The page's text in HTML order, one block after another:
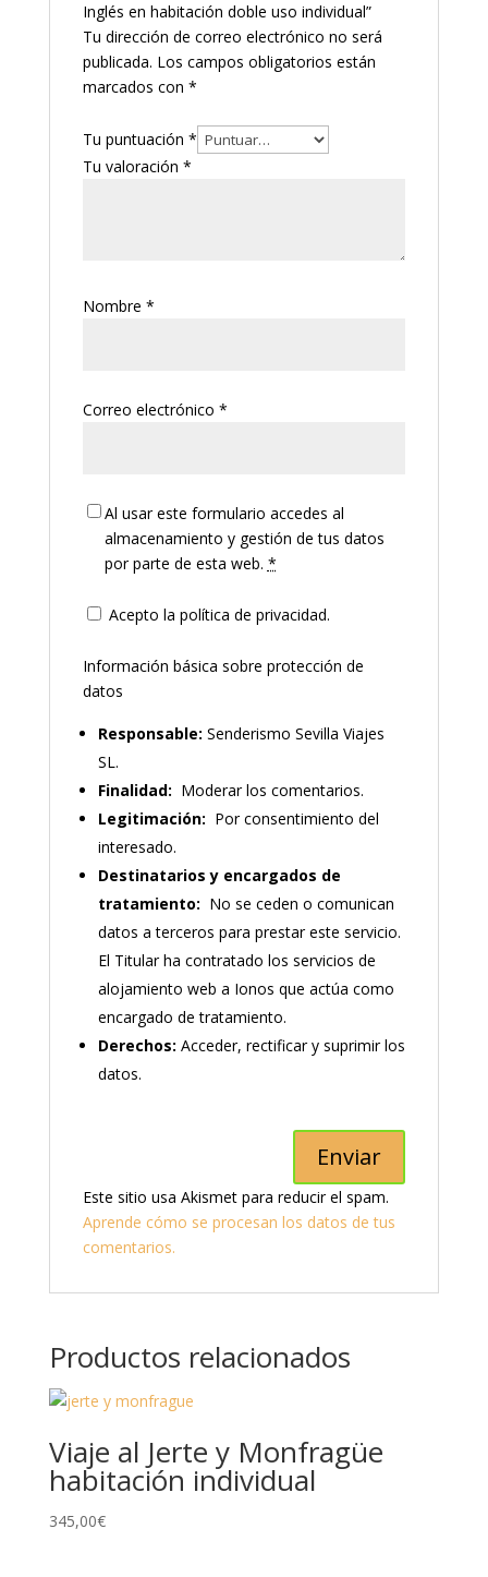
Inglés en habitación doble uso individual”
Tu dirección de correo electrónico no será
publicada. Los campos obligatorios están
marcados con *
Tu puntuación *
Tu valoración *
Nombre *
Correo electrónico *
Al usar este formulario accedes al
almacenamiento y gestión de tus datos
por parte de esta web. *
Acepto la política de privacidad.
Información básica sobre protección de
datos
Responsable: Senderismo Sevilla Viajes
SL.
Finalidad: Moderar los comentarios.
Legitimación: Por consentimiento del
interesado.
Destinatarios y encargados de
tratamiento: No se ceden o comunican
datos a terceros para prestar este servicio.
El Titular ha contratado los servicios de
alojamiento web a Ionos que actúa como
encargado de tratamiento.
Derechos: Acceder, rectificar y suprimir los
datos.
Este sitio usa Akismet para reducir el spam.
Aprende cómo se procesan los datos de tus
comentarios.
Productos relacionados
Viaje al Jerte y Monfragüe
habitación individual
345,00€